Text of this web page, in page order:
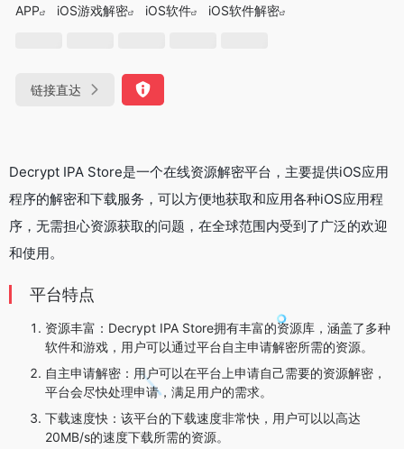
APP
iOS游戏解密 iOS软件 iOS软件解密‌
链接直达
‌Decrypt IPA Store‌是一个在线资源解密平台，主要提供iOS应用
程序的解密和下载服务，可以方便地获取和应用各种iOS应用程
序，无需担心资源获取的问题，在全球范围内受到了广泛的欢迎
和使用。
平台特点
‌资源丰富‌：Decrypt IPA Store拥有丰富的资源库，涵盖了多种
软件和游戏，用户可以通过平台自主申请解密所需的资源‌。
‌自主申请解密‌：用户可以在平台上申请自己需要的资源解密，
平台会尽快处理申请，满足用户的需求‌。
‌下载速度快‌：该平台的下载速度非常快，用户可以以高达
20MB/s的速度下载所需的资源‌。